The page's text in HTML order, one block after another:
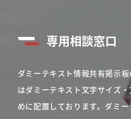
専用相談窓口
ダミーテキスト情報共有掲示
はダミーテキスト文字サイズ
めに配置しております。ダミ